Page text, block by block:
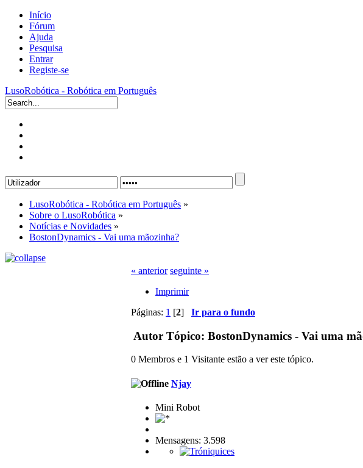
Início
Fórum
Ajuda
Pesquisa
Entrar
Registe-se
LusoRobótica - Robótica em Português
LusoRobótica - Robótica em Português »
Sobre o LusoRobótica »
Notícias e Novidades »
BostonDynamics - Vai uma mãozinha?
« anterior seguinte »
Imprimir
Páginas: 1 [2] Ir para o fundo
Autor Tópico: BostonDynamics - Vai uma
0 Membros e 1 Visitante estão a ver este tópico.
Njay
Mini Robot
Mensagens: 3.598